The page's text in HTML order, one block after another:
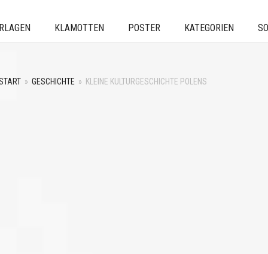
KLAMOTTEN POSTER KATEGORIEN
» GESCHICHTE » KLEINE KULTURGESCHICHTE POLENS